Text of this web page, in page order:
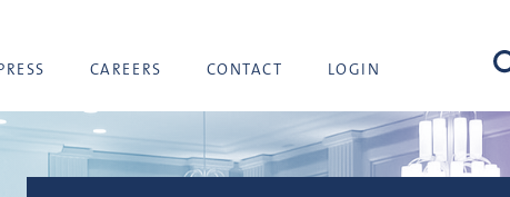
CAREERS CONTACT LOGIN